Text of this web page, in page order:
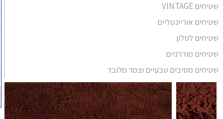
שטיחים VINTAGE
שטיחים אוריינטליים
סומק פרסי
סומק קווקזי
שטיח קילים
קילים אפגני
קילים הודי
שטיחי זיגלר
שטיחי משי
שטיחים לסלון
שטיחים מודרניים
Arabesque
Bliss
Comfort Shag
שטיחים מסיבים טבעיים וצמר מלובד
שטיחים מסיבים טבעיים
שטיחים מצמר מלובד